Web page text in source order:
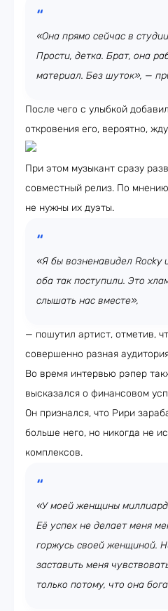
«Она прямо сейчас в
Прости, детка. Брат, она
материал. Без шуток», —
После чего с улыбкой
откровения его, вероятно,
При этом музыкант сразу
совместный релиз. По
не нужны их дуэты.
«Я бы возненавидел Rocky
оба так поступили. Это
слышать нас вместе»,
— пошутил артист, отметив,
совершенно разная
Во время интервью рэпер
высказался о финансовом
Он признался, что Рири
больше него, но никогда не
комплексов.
«У моей женщины
Её успех не делает меня
горжусь своей женщиной.
заставить меня
только потому, что она